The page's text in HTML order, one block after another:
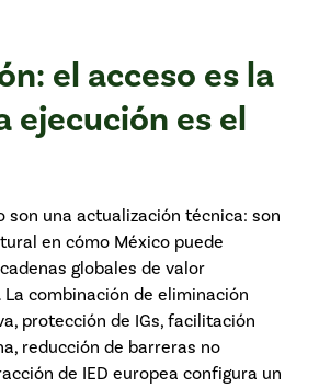
el acceso es la
ejecución es el
son una actualización técnica: son
en cómo México puede
globales de valor
combinación de eliminación
protección de IGs, facilitación
reducción de barreras no
de IED europea configura un